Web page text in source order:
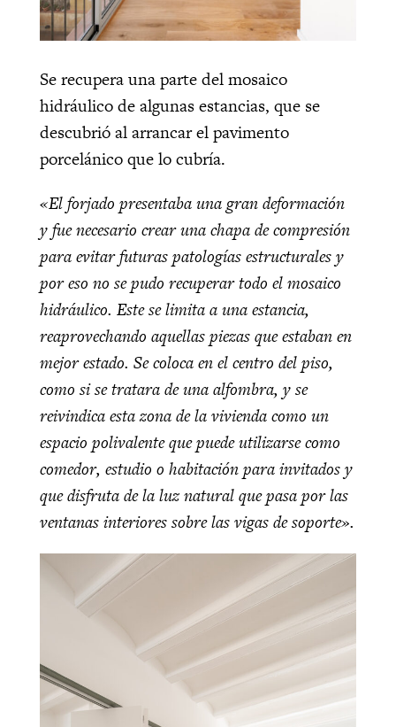
Se recupera una parte del mosaico
hidráulico de algunas estancias, que se
descubrió al arrancar el pavimento
porcelánico que lo cubría.
«El forjado presentaba una gran deformación
y fue necesario crear una chapa de compresión
para evitar futuras patologías estructurales y
por eso no se pudo recuperar todo el mosaico
hidráulico. Este se limita a una estancia,
reaprovechando aquellas piezas que estaban en
mejor estado. Se coloca en el centro del piso,
como si se tratara de una alfombra, y se
reivindica esta zona de la vivienda como un
espacio polivalente que puede utilizarse como
comedor, estudio o habitación para invitados y
que disfruta de la luz natural que pasa por las
ventanas interiores sobre las vigas de soporte».